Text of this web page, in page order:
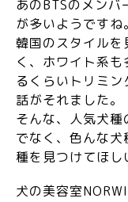
あのBTSのメンバ
が多いようですね。
韓国のスタイル
く、ホワイト系
るくらいトリミン
話がそれました。
そんな、人気犬
でなく、色んな
種を見つけてほし
犬の美容室